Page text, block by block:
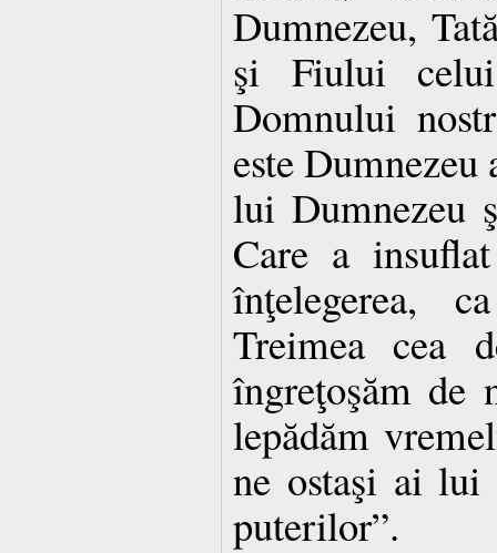
Dumnezeu,
şi Fiului celui
Domnului
este Dumnezeu
lui Dumnezeu
Care a
înţelegerea,
Treimea cea
îngreţoşăm de
lepădăm
ne ostaşi ai lui
puterilor”.